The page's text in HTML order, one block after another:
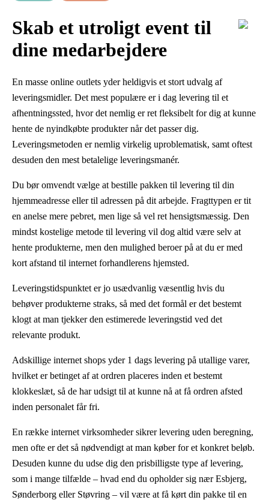
Skab et utroligt event til
dine medarbejdere
En masse online outlets yder heldigvis et stort udvalg af
leveringsmidler. Det mest populære er i dag levering til et
afhentningssted, hvor det nemlig er ret fleksibelt for dig at kunne
hente de nyindkøbte produkter når det passer dig.
Leveringsmetoden er nemlig virkelig uproblematisk, samt oftest
desuden den mest betalelige leveringsmanér.
Du bør omvendt vælge at bestille pakken til levering til din
hjemmeadresse eller til adressen på dit arbejde. Fragttypen er tit
en anelse mere pebret, men lige så vel ret hensigtsmæssig. Den
mindst kostelige metode til levering vil dog altid være selv at
hente produkterne, men den mulighed beroer på at du er med
kort afstand til internet forhandlerens hjemsted.
Leveringstidspunktet er jo usædvanlig væsentlig hvis du
behøver produkterne straks, så med det formål er det bestemt
klogt at man tjekker den estimerede leveringstid ved det
relevante produkt.
Adskillige internet shops yder 1 dags levering på utallige varer,
hvilket er betinget af at ordren placeres inden et bestemt
klokkeslæt, så de har udsigt til at kunne nå at få ordren afsted
inden personalet får fri.
En række internet virksomheder sikrer levering uden beregning,
men ofte er det så nødvendigt at man køber for et konkret beløb.
Desuden kunne du udse dig den prisbilligste type af levering,
som i mange tilfælde – hvad end du opholder sig nær Esbjerg,
Sønderborg eller Støvring – vil være at få kørt din pakke til en